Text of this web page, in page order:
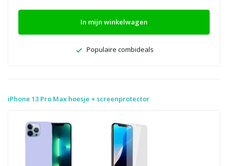
In mijn winkelwagen
Populaire combideals
iPhone 13 Pro Max hoesje + screenprotector